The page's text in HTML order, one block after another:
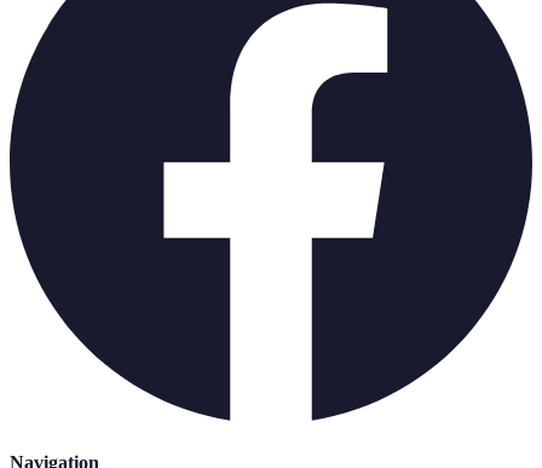
Navigation